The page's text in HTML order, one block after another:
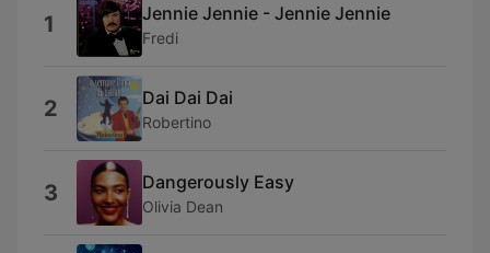
1 Jennie Jennie - Jennie Jennie
Fredi
2 Dai Dai Dai
Robertino
3 Dangerously Easy
Olivia Dean